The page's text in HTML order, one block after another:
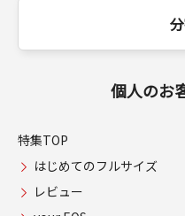
個人のお
特集TOP
はじめてのフルサイズ
レビュー